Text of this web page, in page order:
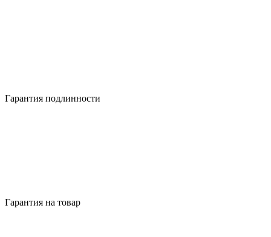
Гарантия подлинности
Гарантия на товар